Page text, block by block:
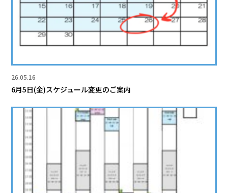
26.05.16
6月5日(金)スケジュール変更のご案内